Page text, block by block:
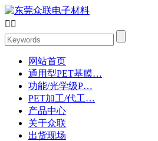
 
网站首页
通用型PET基膜…
功能/光学级P…
PET加工/代工…
产品中心
关于众联
出货现场